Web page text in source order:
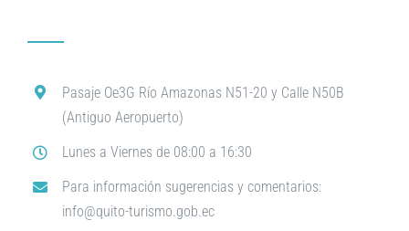
Pasaje Oe3G Río Amazonas N51-20 y Calle N50B
(Antiguo Aeropuerto)
Lunes a Viernes de 08:00 a 16:30
Para información sugerencias y comentarios:
info@quito-turismo.gob.ec